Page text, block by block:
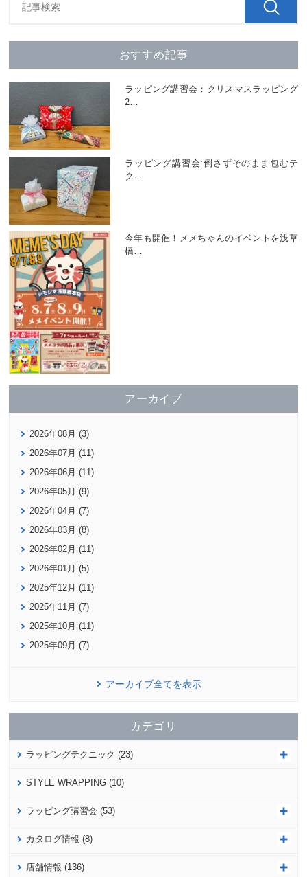
おすすめ記事
ラッピング講習会：クリスマスラッピング
2…
ラッピング講習会:倒さずそのまま包むテ
ク …
今年も開催！メメちゃんのイベントを浅草
橋…
アーカイブ
2026年08月 (3)
2026年07月 (11)
2026年06月 (11)
2026年05月 (9)
2026年04月 (7)
2026年03月 (8)
2026年02月 (11)
2026年01月 (5)
2025年12月 (11)
2025年11月 (7)
2025年10月 (11)
2025年09月 (7)
アーカイブ全てを表示
カテゴリ
ラッピングテクニック (23)
STYLE WRAPPING (10)
ラッピング講習会 (53)
カタログ情報 (8)
店舗情報 (136)